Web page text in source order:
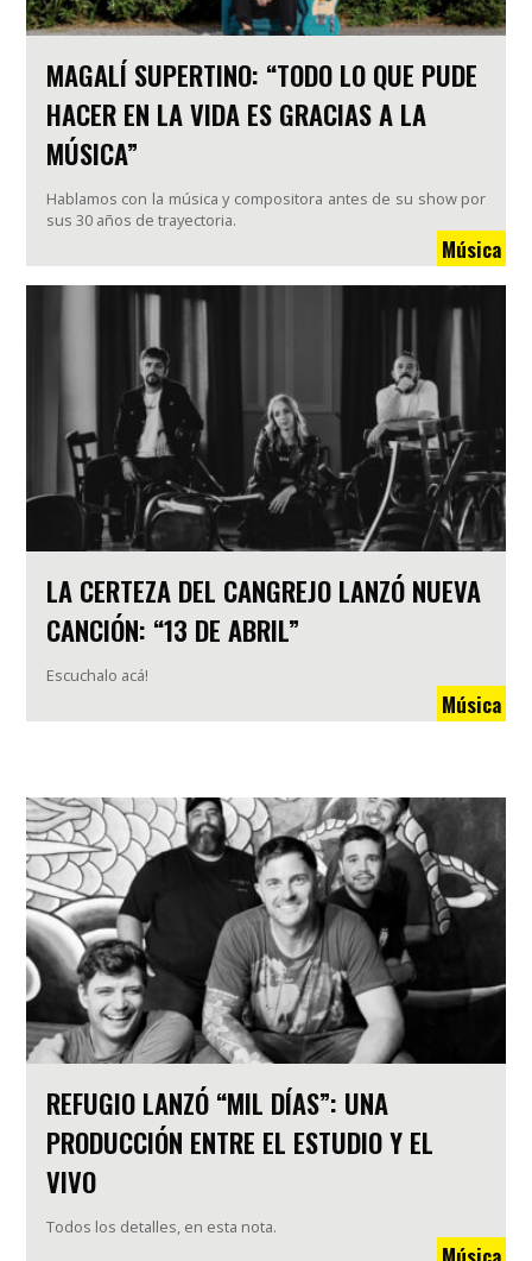
MAGALÍ SUPERTINO: “TODO LO QUE PUDE
HACER EN LA VIDA ES GRACIAS A LA
MÚSICA”
Hablamos con la música y compositora antes de su show por
sus 30 años de trayectoria.
Música
LA CERTEZA DEL CANGREJO LANZÓ NUEVA
CANCIÓN: “13 DE ABRIL”
Escuchalo acá!
Música
REFUGIO LANZÓ “MIL DÍAS”: UNA
PRODUCCIÓN ENTRE EL ESTUDIO Y EL
VIVO
Todos los detalles, en esta nota.